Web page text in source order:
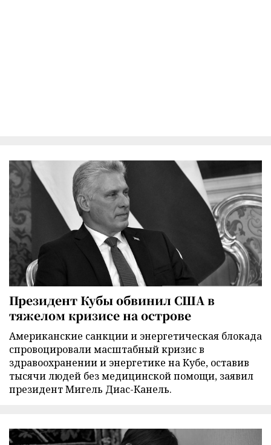
Президент Кубы обвинил США в
тяжелом кризисе на острове
Американские санкции и энергетическая блокада
спровоцировали масштабный кризис в
здравоохранении и энергетике на Кубе, оставив
тысячи людей без медицинской помощи, заявил
президент Мигель Диас-Канель.